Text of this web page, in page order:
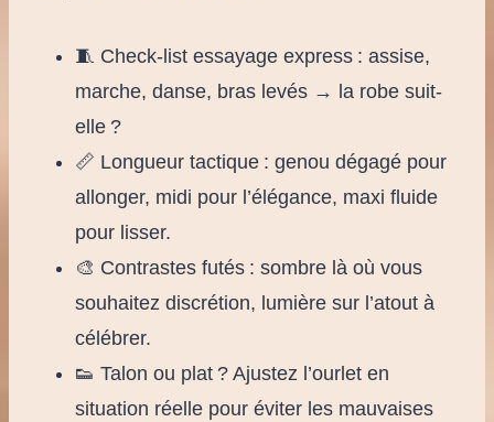
🧵 Check-list essayage express : assise,
marche, danse, bras levés → la robe suit-
elle ?
📏 Longueur tactique : genou dégagé pour
allonger, midi pour l’élégance, maxi fluide
pour lisser.
🎨 Contrastes futés : sombre là où vous
souhaitez discrétion, lumière sur l’atout à
célébrer.
👟 Talon ou plat ? Ajustez l’ourlet en
situation réelle pour éviter les mauvaises